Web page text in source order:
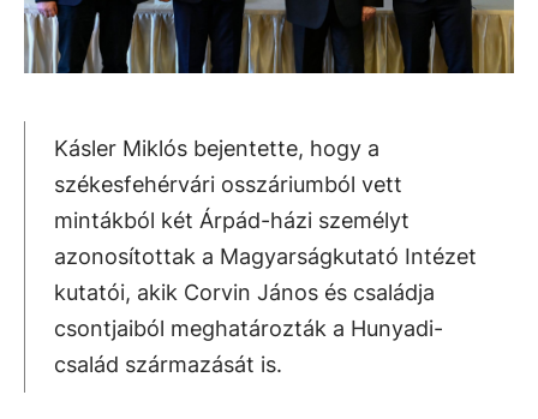
Kásler Miklós bejentette, hogy a
székesfehérvári osszáriumból vett
mintákból két Árpád-házi személyt
azonosítottak a Magyarságkutató Intézet
kutatói, akik Corvin János és családja
csontjaiból meghatározták a Hunyadi-
család származását is.